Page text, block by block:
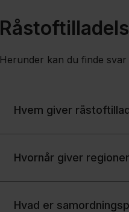
Herunder kan du finde
Hvem giver
Hvornår giver
Hvad er